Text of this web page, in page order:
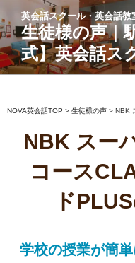
ン
テ
ン
ツ
ス
英会話スクール・英会話教
生徒様の声｜
式】英会話ス
NOVA英会話TOP > 生徒様の声 > NBK
NBK スー
コース
ド
学校の授業が簡